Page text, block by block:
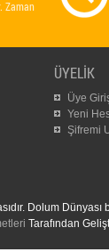
Zaman
ÜYELİK
Üye
Yeni
Şifremi
Dolum
Tarafından